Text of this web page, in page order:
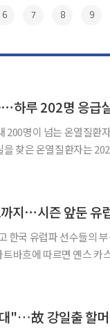
6 7 8 9
하루 202명 응급
넘는 온열질환자가 발생했다. 8
찾은 온열질환자는
지⋯시즌 앞둔 유
유럽파 선수들의 부상 소
바흐에 따르면 옌스 카
"…故 강일출 할